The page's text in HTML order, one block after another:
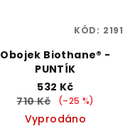
Obojek Biothane® -
PUNTÍK
532 Kč
710 Kč
(–25 %)
Vyprodáno
KÓD: 2191